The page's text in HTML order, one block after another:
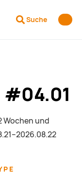
Suche
#04.01
Wochen und